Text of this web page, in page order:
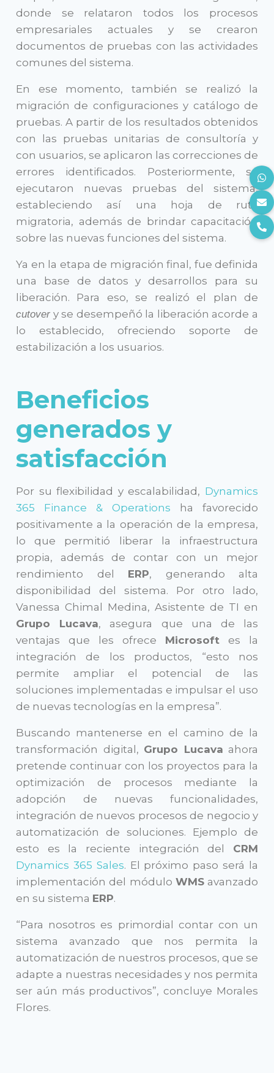
donde se relataron todos los procesos
empresariales actuales y se crearon
documentos de pruebas con las actividades
comunes del sistema.
En ese momento, también se realizó la
migración de configuraciones y catálogo de
pruebas. A partir de los resultados obtenidos
con las pruebas unitarias de consultoría y
con usuarios, se aplicaron las correcciones de
errores identificados. Posteriormente, se
ejecutaron nuevas pruebas del sistema,
estableciendo así una hoja de ruta
migratoria, además de brindar capacitación
sobre las nuevas funciones del sistema.
Ya en la etapa de migración final, fue definida
una base de datos y desarrollos para su
liberación. Para eso, se realizó el plan de
cutover y se desempeñó la liberación acorde a
lo establecido, ofreciendo soporte de
estabilización a los usuarios.
Beneficios
generados y
satisfacción
Por su flexibilidad y escalabilidad, Dynamics
365 Finance & Operations ha favorecido
positivamente a la operación de la empresa,
lo que permitió liberar la infraestructura
propia, además de contar con un mejor
rendimiento del ERP, generando alta
disponibilidad del sistema. Por otro lado,
Vanessa Chimal Medina, Asistente de TI en
Grupo Lucava, asegura que una de las
ventajas que les ofrece Microsoft es la
integración de los productos, “esto nos
permite ampliar el potencial de las
soluciones implementadas e impulsar el uso
de nuevas tecnologías en la empresa”.
Buscando mantenerse en el camino de la
transformación digital, Grupo Lucava ahora
pretende continuar con los proyectos para la
optimización de procesos mediante la
adopción de nuevas funcionalidades,
integración de nuevos procesos de negocio y
automatización de soluciones. Ejemplo de
esto es la reciente integración del CRM
Dynamics 365 Sales. El próximo paso será la
implementación del módulo WMSavanzado
en su sistema ERP.
“Para nosotros es primordial contar con un
sistema avanzado que nos permita la
automatización de nuestros procesos, que se
adapte a nuestras necesidades y nos permita
ser aún más productivos”, concluye Morales
Flores.
Cargo
Nombre de Empresa
¿En qué podemos apoyarte?
Comentarios
He leído y acepto losTérminos y
Condiciones y la Política de Privacidad
Enviar